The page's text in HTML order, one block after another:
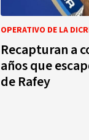
OPERATIVO DE LA
Recapturan a
años que
de Rafey